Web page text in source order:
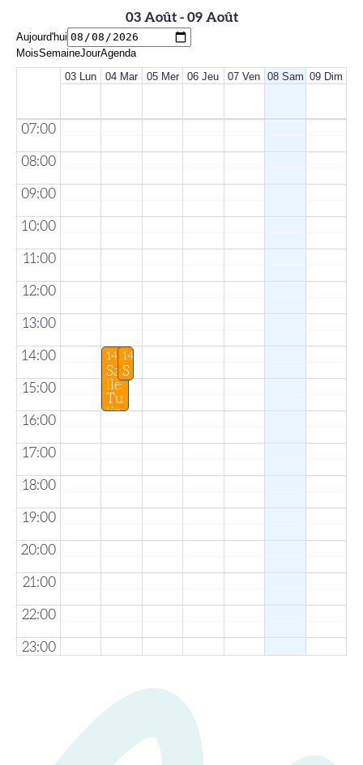
03 Août - 09 Août
Aujourd'hui
MoisSemaineJourAgenda
03 Lun
04 Mar 05 Mer 06 Jeu 07 Ven 08 Sam 09 Dim
07:00
08:00
09:00
10:00
11:00
12:00
13:00
14:00
15:00
16:00
17:00
18:00
19:00
20:00
21:00
22:00
23:00
14:00 – 16:00
Sa
lle
Tu
lip
14:00 – 00:00
S
a
l
H
c